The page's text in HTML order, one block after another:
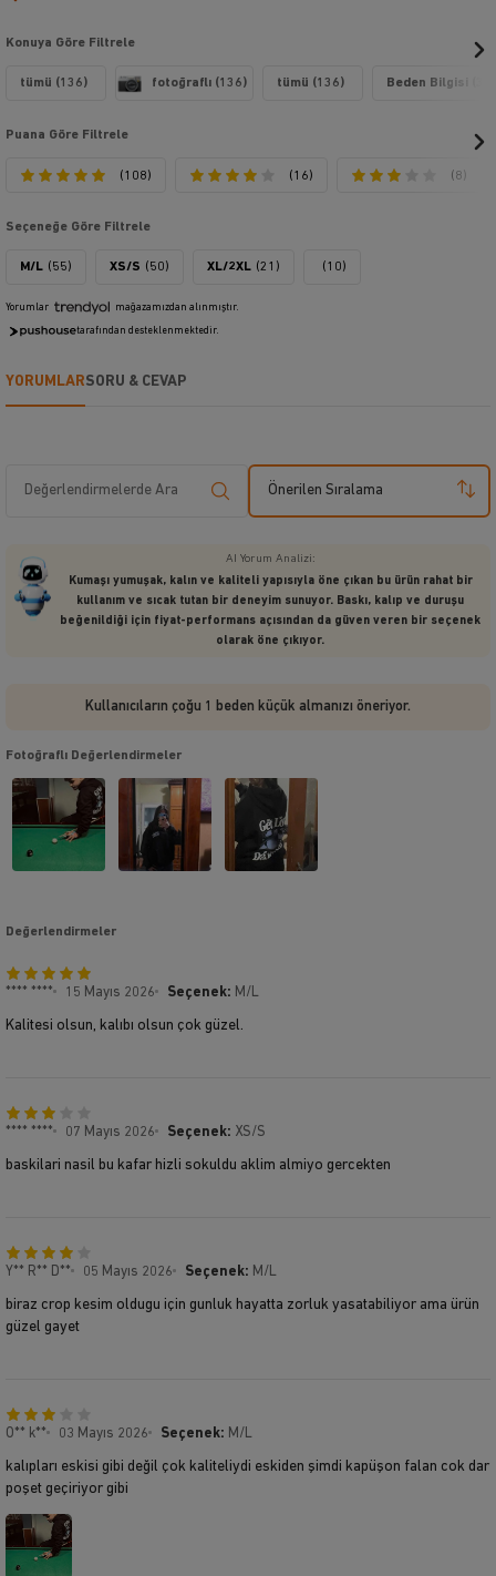
Konuya Göre Filtrele
tümü (136) fotoğraflı (136) tümü (136) Beden Bilgisi (31)
Puana Göre Filtrele
(108) (16) (8)
Seçeneğe Göre Filtrele
M/L (55) XS/S (50) XL/2XL (21) (10)
Yorumlar mağazamızdan alınmıştır.
tarafından desteklenmektedir.
YORUMLARSORU & CEVAP
Önerilen Sıralama
AI Yorum Analizi:
Kumaşı yumuşak, kalın ve kaliteli yapısıyla öne çıkan bu ürün rahat bir
kullanım ve sıcak tutan bir deneyim sunuyor. Baskı, kalıp ve duruşu
beğenildiği için fiyat-performans açısından da güven veren bir seçenek
olarak öne çıkıyor.
Kullanıcıların çoğu 1 beden küçük almanızı öneriyor.
Fotoğraflı Değerlendirmeler
Değerlendirmeler
**** **** 15 Mayıs 2026 Seçenek: M/L
Kalitesi olsun, kalıbı olsun çok güzel.
**** **** 07 Mayıs 2026 Seçenek: XS/S
baskilari nasil bu kafar hizli sokuldu aklim almiyo gercekten
Y** R** D** 05 Mayıs 2026 Seçenek: M/L
biraz crop kesim oldugu için gunluk hayatta zorluk yasatabiliyor ama ürün
güzel gayet
O** k** 03 Mayıs 2026 Seçenek: M/L
kalıpları eskisi gibi değil çok kaliteliydi eskiden şimdi kapüşon falan cok dar
poşet geçiriyor gibi